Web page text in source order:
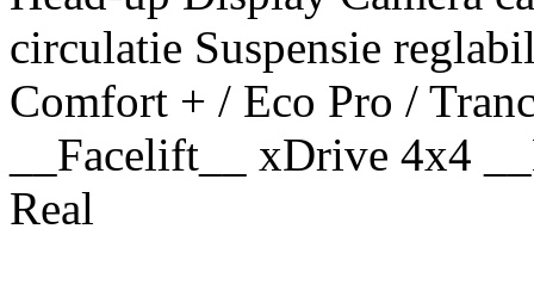
circulatie Suspensie
Comfort + / Eco Pro /
__Facelift__ xDrive 4x4
Real